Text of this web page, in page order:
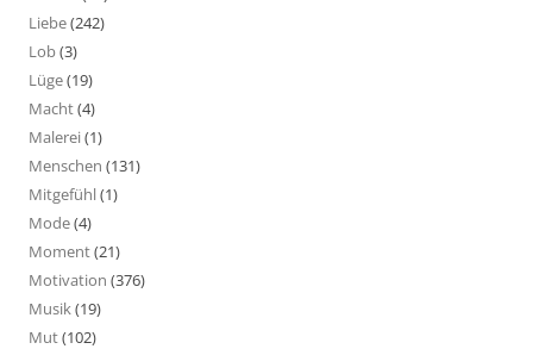
Liebe(242)
Lob(3)
Lüge(19)
Macht(4)
Malerei(1)
Menschen (131)
Mitgefühl(1)
Mode(4)
Moment(21)
Motivation (376)
Musik(19)
Mut(102)